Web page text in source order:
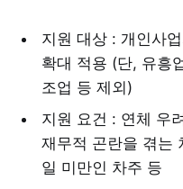
지원 대상 : 개인사
확대 적용 (단, 유흥
조업 등 제외)
지원 요건 : 연체 우
재무적 곤란을 겪는
일 미만인 차주 등